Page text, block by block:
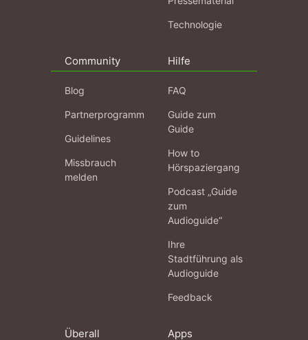
Technologie
Community
Blog
Partnerprogramm
Guidelines
Missbrauch
melden
Hilfe
FAQ
Guide zum
Guide
How to
Hörspaziergang
Podcast „Guide
zum
Audioguide“
Ihre
Stadtführung als
Audioguide
Feedback
Überall Apps